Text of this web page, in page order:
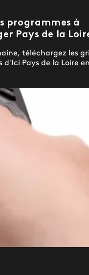
programmes à
Pays de la
téléchargez les
d'Ici Pays de la Loire